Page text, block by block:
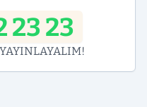
23 23